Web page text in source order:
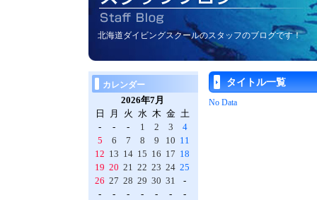
北海道ダイビングスクールのスタッフのブログです！
タイトル一覧
No Data
カレンダー
2026年7月
日
月 火 水 木 金 土
-
- - 1 2 3
4
5
6 7 8 9 10 11
12 13 14 15 16 17 18
19 20 21 22 23 24 25
26 27 28 29 30 31
-
-
- - - - - -